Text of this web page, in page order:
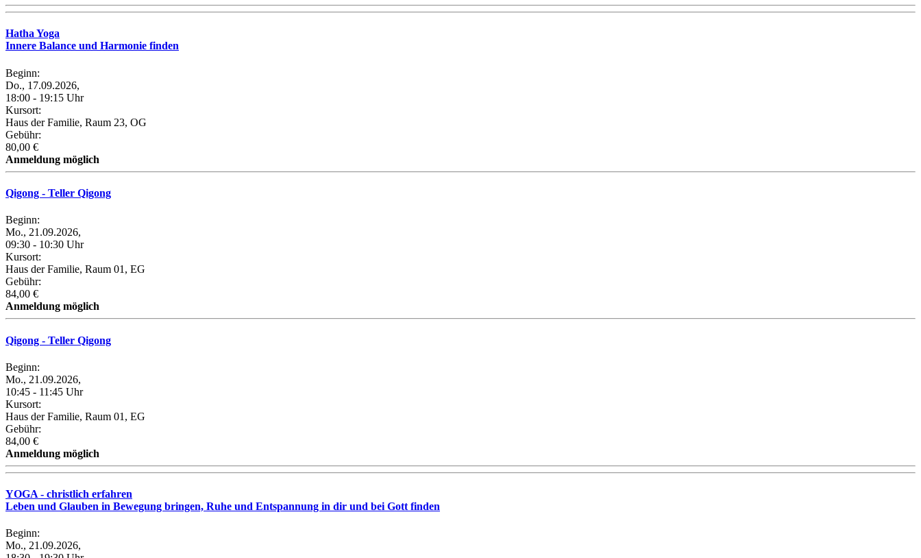
Hatha Yoga
Innere Balance und Harmonie finden
Beginn:
Do., 17.09.2026,
18:00 - 19:15 Uhr
Kursort:
Haus der Familie, Raum 23, OG
Gebühr:
80,00 €
Anmeldung möglich
Qigong - Teller Qigong
Beginn:
Mo., 21.09.2026,
09:30 - 10:30 Uhr
Kursort:
Haus der Familie, Raum 01, EG
Gebühr:
84,00 €
Anmeldung möglich
Qigong - Teller Qigong
Beginn:
Mo., 21.09.2026,
10:45 - 11:45 Uhr
Kursort:
Haus der Familie, Raum 01, EG
Gebühr:
84,00 €
Anmeldung möglich
YOGA - christlich erfahren
Leben und Glauben in Bewegung bringen, Ruhe und Entspannung in dir und bei Gott finden
Beginn:
Mo., 21.09.2026,